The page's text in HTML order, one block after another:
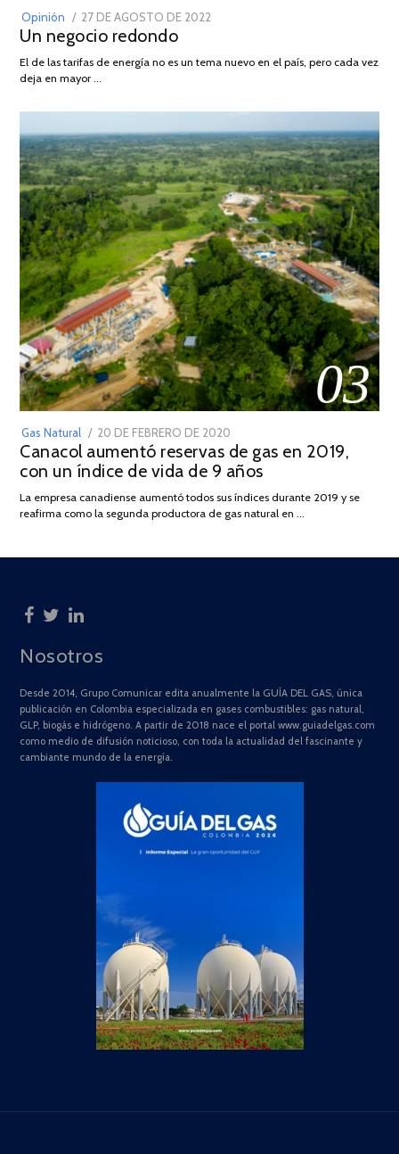
Opinión
POSTED
ON
27 DE AGOSTO DE 2022
DE
Un negocio redondo
El de las tarifas de energía no es un tema nuevo en el país, pero cada vez
deja en mayor …
03
Gas Natural
POSTED
ON
20 DE FEBRERO DE 2020
DE
JULIO
2025
Canacol aumentó reservas de gas en 2019,
con un índice de vida de 9 años
La empresa canadiense aumentó todos sus índices durante 2019 y se
reafirma como la segunda productora de gas natural en …
Nosotros
Desde 2014, Grupo Comunicar edita anualmente la GUÍA DEL GAS, única
publicación en Colombia especializada en gases combustibles: gas natural,
GLP, biogás e hidrógeno. A partir de 2018 nace el portal www.guiadelgas.com
como medio de difusión noticioso, con toda la actualidad del fascinante y
cambiante mundo de la energía.